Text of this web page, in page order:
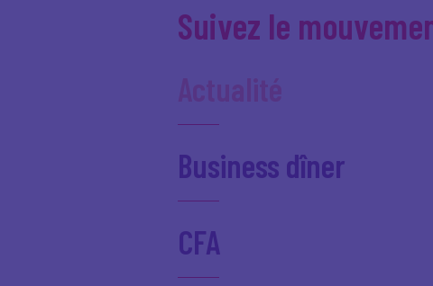
Suivez le
Business dîner
CFA